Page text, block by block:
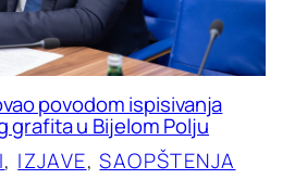
povodom ispisivanja
grafita u Bijelom Polju
, IZJAVE, SAOPŠTENJA